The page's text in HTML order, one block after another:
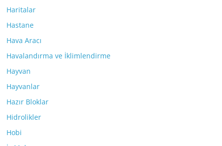
Haritalar
Hastane
Hava Aracı
Havalandırma ve İklimlendirme
Hayvan
Hayvanlar
Hazır Bloklar
Hidrolikler
Hobi